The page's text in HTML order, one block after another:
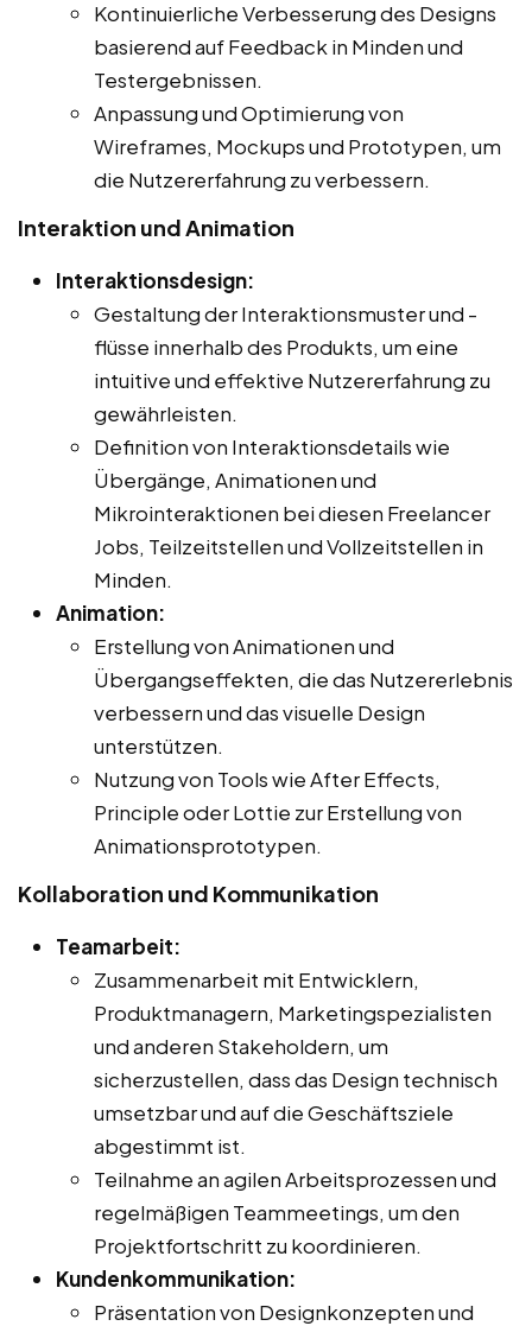
Kontinuierliche Verbesserung des Designs
basierend auf Feedback in Minden und
Testergebnissen.
Anpassung und Optimierung von
Wireframes, Mockups und Prototypen, um
die Nutzererfahrung zu verbessern.
Interaktion und Animation
Interaktionsdesign:
Gestaltung der Interaktionsmuster und -
flüsse innerhalb des Produkts, um eine
intuitive und effektive Nutzererfahrung zu
gewährleisten.
Definition von Interaktionsdetails wie
Übergänge, Animationen und
Mikrointeraktionen bei diesen Freelancer
Jobs, Teilzeitstellen und Vollzeitstellen in
Minden.
Animation:
Erstellung von Animationen und
Übergangseffekten, die das Nutzererlebnis
verbessern und das visuelle Design
unterstützen.
Nutzung von Tools wie After Effects,
Principle oder Lottie zur Erstellung von
Animationsprototypen.
Kollaboration und Kommunikation
Teamarbeit:
Zusammenarbeit mit Entwicklern,
Produktmanagern, Marketingspezialisten
und anderen Stakeholdern, um
sicherzustellen, dass das Design technisch
umsetzbar und auf die Geschäftsziele
abgestimmt ist.
Teilnahme an agilen Arbeitsprozessen und
regelmäßigen Teammeetings, um den
Projektfortschritt zu koordinieren.
Kundenkommunikation:
Präsentation von Designkonzepten und